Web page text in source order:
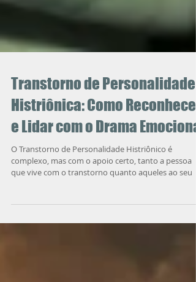
Transtorno de Personalidade
Histriônica: Como Reconhecer
e Lidar com o Drama Emocional
O Transtorno de Personalidade Histriônico é
que vive com o transtorno quanto aqueles ao seu